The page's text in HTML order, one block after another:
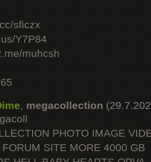
sficzx
Y7P84
muhcsh
, megacollection
PHOTO IMAGE
SITE MORE 4000 GB